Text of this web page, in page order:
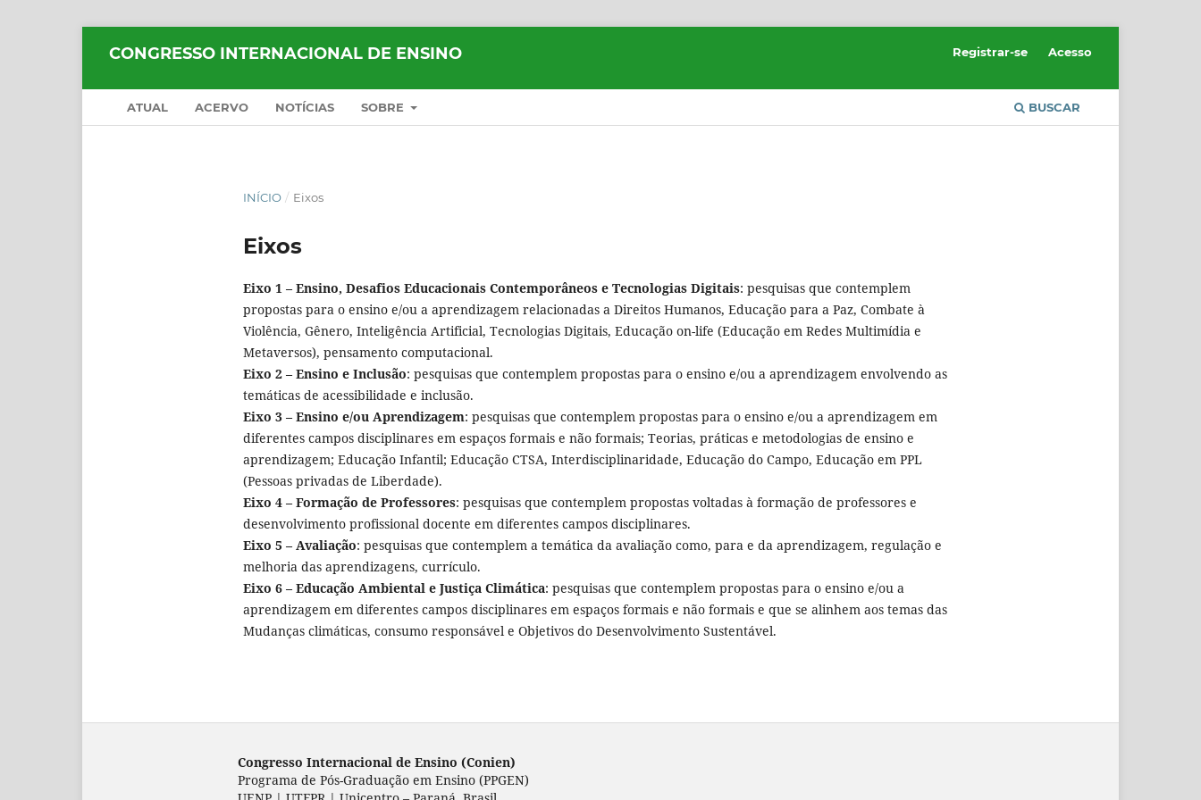
CONGRESSO INTERNACIONAL DE ENSINO
ATUAL ACERVO NOTÍCIAS SOBRE BUSCAR
Registrar-se Acesso
INÍCIO / Eixos
Eixos
Eixo 1 – Ensino, Desafios Educacionais Contemporâneos e Tecnologias Digitais: pesquisas que contemplem
propostas para o ensino e/ou a aprendizagem relacionadas a Direitos Humanos, Educação para a Paz, Combate à
Violência, Gênero, Inteligência Artificial, Tecnologias Digitais, Educação on-life (Educação em Redes Multimídia e
Metaversos), pensamento computacional.
Eixo 2 – Ensino e Inclusão: pesquisas que contemplem propostas para o ensino e/ou a aprendizagem envolvendo as
temáticas de acessibilidade e inclusão.
Eixo 3 – Ensino e/ou Aprendizagem: pesquisas que contemplem propostas para o ensino e/ou a aprendizagem em
diferentes campos disciplinares em espaços formais e não formais; Teorias, práticas e metodologias de ensino e
aprendizagem; Educação Infantil; Educação CTSA, Interdisciplinaridade, Educação do Campo, Educação em PPL
(Pessoas privadas de Liberdade).
Eixo 4 – Formação de Professores: pesquisas que contemplem propostas voltadas à formação de professores e
desenvolvimento profissional docente em diferentes campos disciplinares.
Eixo 5 – Avaliação: pesquisas que contemplem a temática da avaliação como, para e da aprendizagem, regulação e
melhoria das aprendizagens, currículo.
Eixo 6 – Educação Ambiental e Justiça Climática: pesquisas que contemplem propostas para o ensino e/ou a
aprendizagem em diferentes campos disciplinares em espaços formais e não formais e que se alinhem aos temas das
Mudanças climáticas, consumo responsável e Objetivos do Desenvolvimento Sustentável.
Congresso Internacional de Ensino (Conien)
Programa de Pós-Graduação em Ensino (PPGEN)